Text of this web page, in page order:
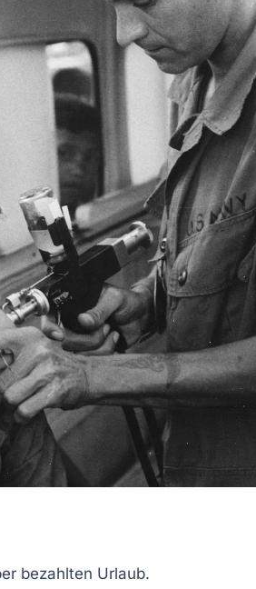
bezahlten Urlaub.